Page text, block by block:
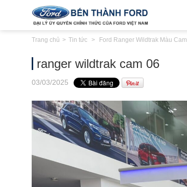
Trang chủ Tin tức Ford Ranger Wildtrak Màu Cam
ranger wildtrak cam 06
03/03/2025